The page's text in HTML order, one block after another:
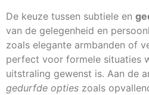
De keuze tussen subtiele en
van de gelegenheid en
zoals elegante armbanden of
perfect voor formele situaties
uitstraling gewenst is. Aan de
gedurfde opties zoals